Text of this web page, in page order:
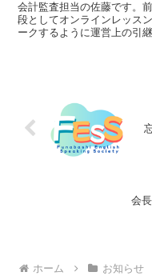
会計監査担当の佐藤です。
段としてオンラインレッス
ークするように運営上の引
会
ホーム お知らせ